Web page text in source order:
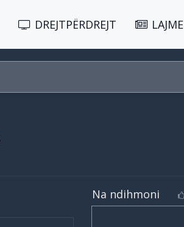
DREJTPËRDREJT LAJME
Na ndihmoni